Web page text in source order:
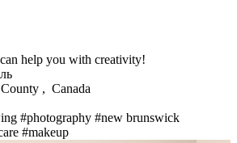
help you with creativity!
, Canada
#photography #new brunswick
#makeup